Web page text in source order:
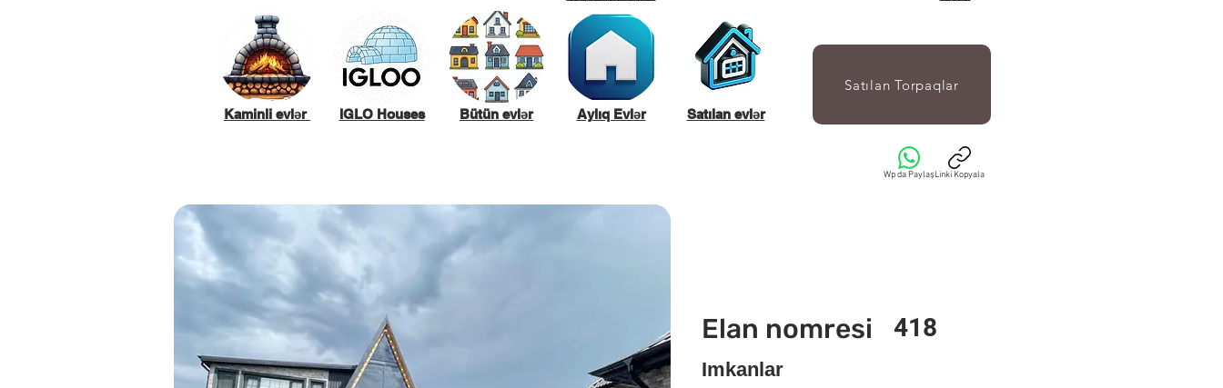
Kaminli evlər IGLO Houses Bütün evlər Aylıq Evlər Satılan evlər
Satılan Torpaqlar
Wp da PaylaşLinki Kopyala
Elan nomresi 418
Imkanlar